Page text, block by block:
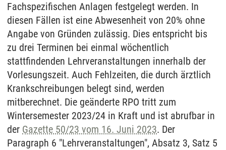
Fachspezifischen Anlagen festgelegt werden. In
diesen Fällen ist eine Abwesenheit von 20% ohne
Angabe von Gründen zulässig. Dies entspricht bis
zu drei Terminen bei einmal wöchentlich
stattfindenden Lehrveranstaltungen innerhalb der
Vorlesungszeit. Auch Fehlzeiten, die durch ärztlich
Krankschreibungen belegt sind, werden
mitberechnet. Die geänderte RPO tritt zum
Wintersemester 2023/24 in Kraft und ist abrufbar in
der Gazette 50/23 vom 16. Juni 2023. Der
Paragraph 6 "Lehrveranstaltungen", Absatz 3, Satz 5